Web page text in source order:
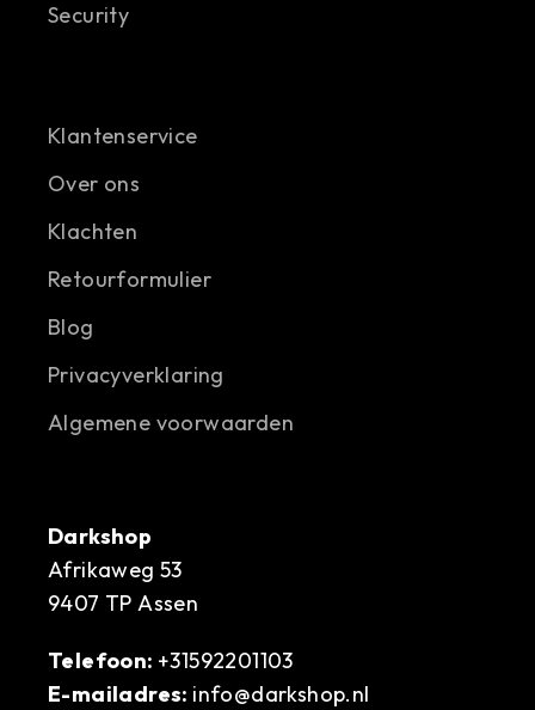
Security
Klantenservice
Over ons
Klachten
Retourformulier
Blog
Privacyverklaring
Algemene voorwaarden
Darkshop
Afrikaweg 53
9407 TP Assen
Telefoon: +31592201103
E-mailadres: info@darkshop.nl